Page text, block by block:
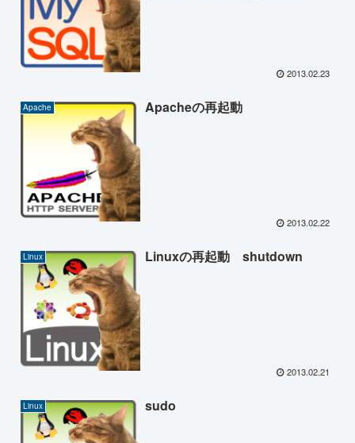
2013.02.23
Apache Apacheの再起動
2013.02.22
Linux Linuxの再起動 shutdown
2013.02.21
Linux sudo